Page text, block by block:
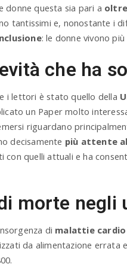
donne questa sia pari a
tantissimi e, nonostante i
: le donne vivono
che ha
i lettori è stato quello della
un Paper molto
riguardano
decisamente più attente
quelli attuali e ha
morte negli
di malattie
da alimentazione errata